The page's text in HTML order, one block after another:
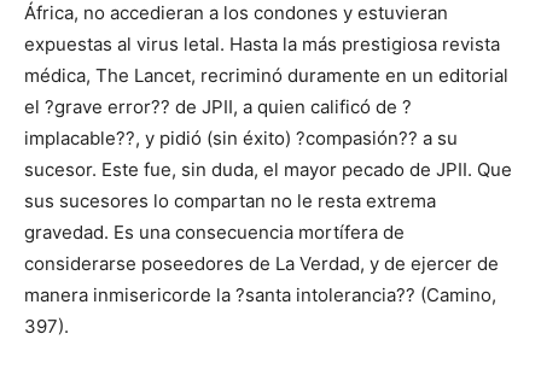
África, no accedieran a los condones y estuvieran
expuestas al virus letal. Hasta la más prestigiosa revista
médica, The Lancet, recriminó duramente en un editorial
el ?grave error?? de JPII, a quien calificó de ?
implacable??, y pidió (sin éxito) ?compasión?? a su
sucesor. Este fue, sin duda, el mayor pecado de JPII. Que
sus sucesores lo compartan no le resta extrema
gravedad. Es una consecuencia mortífera de
considerarse poseedores de La Verdad, y de ejercer de
manera inmisericorde la ?santa intolerancia?? (Camino,
397).